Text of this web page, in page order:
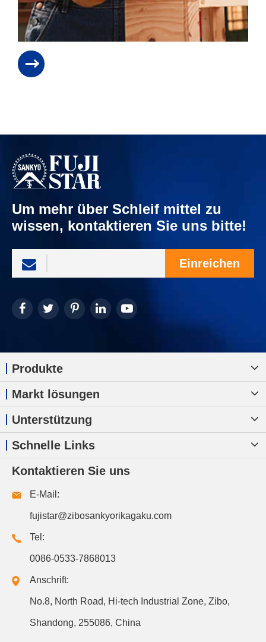
Um mehr über Schleif mittel zu
wissen, kontaktieren Sie uns bitte!
Einreichen
Produkte
Markt lösungen
Unterstützung
Schnelle Links
Kontaktieren Sie uns
E-Mail:
fujistar@zibosankyorikagaku.com
Tel:
0086-0533-7868013
Anschrift:
No.8, North Road, Hi-tech Industrial Zone, Zibo,
Shandong, 255086, China